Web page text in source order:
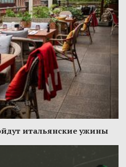
итальянские ужины